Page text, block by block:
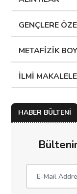
GENÇLERE
METAFİZİK
İLMİ
HABER BÜLTENİ